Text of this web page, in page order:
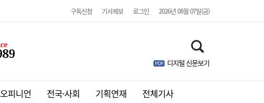
구독신청 기사제보 로그인 2026년 08월 07일(금)
디지털 신문보기
오피니언 전국·사회 기획연재 전체기사